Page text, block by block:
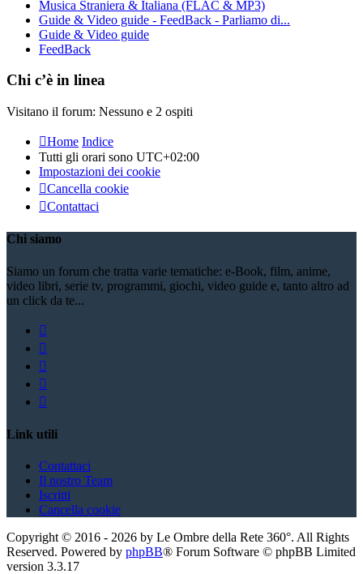
Musica Straniera & Italiana (FLAC & MP3)
Guide & Video guide - FeedBack - Parliamo di...
Guide & Video guide
FeedBack
Chi c’è in linea
Visitano il forum: Nessuno e 2 ospiti
Home Indice
Tutti gli orari sono UTC+02:00
Impostazioni dei cookie
Cancella cookie
Contattaci
Chi siamo
Siamo un forum che tratta varie tematiche: e-Book, film, anime,
video libri, serie tv, programmi, giochi, video guide e, tanto altro ad
un click da te...
Link utili
Contattaci
Il nostro Team
Iscritti
Cancella cookie
Copyright © 2016 - 2026 by Le Ombre della Rete 360°. All Rights
Reserved. Powered by phpBB® Forum Software © phpBB Limited
version 3.3.17